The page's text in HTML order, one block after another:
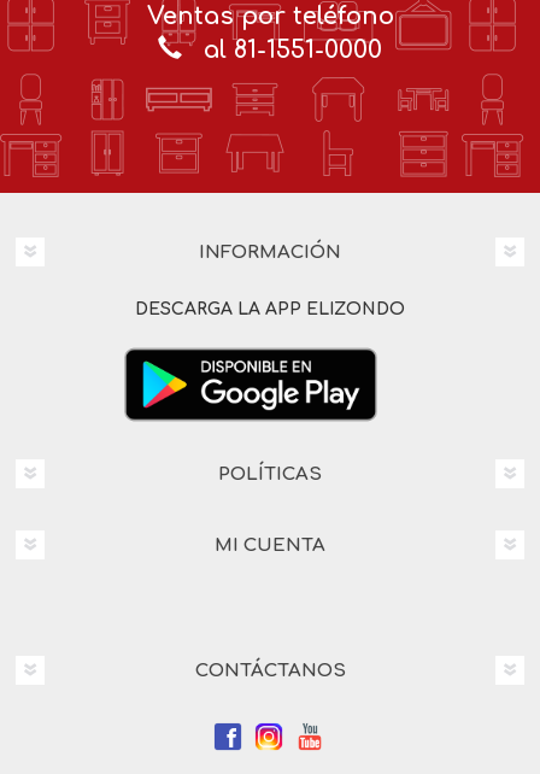
Ventas por teléfono
al 81-1551-0000
INFORMACIÓN
DESCARGA LA APP ELIZONDO
POLÍTICAS
MI CUENTA
CONTÁCTANOS